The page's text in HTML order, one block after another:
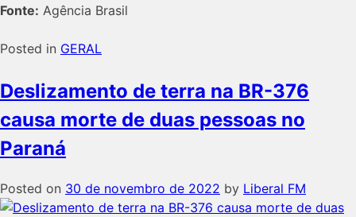
Fonte: Agência Brasil
Posted in GERAL
Deslizamento de terra na BR-376
causa morte de duas pessoas no
Paraná
Posted on 30 de novembro de 2022 by Liberal FM